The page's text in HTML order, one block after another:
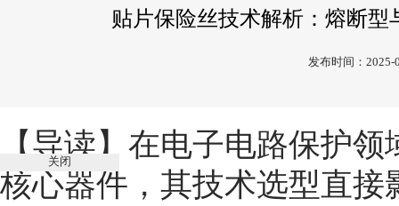
贴片保险丝技术解析：熔断
发布时间：2025-
【导读】 在电子电路保护领
核心器件，其技术选型直
关闭